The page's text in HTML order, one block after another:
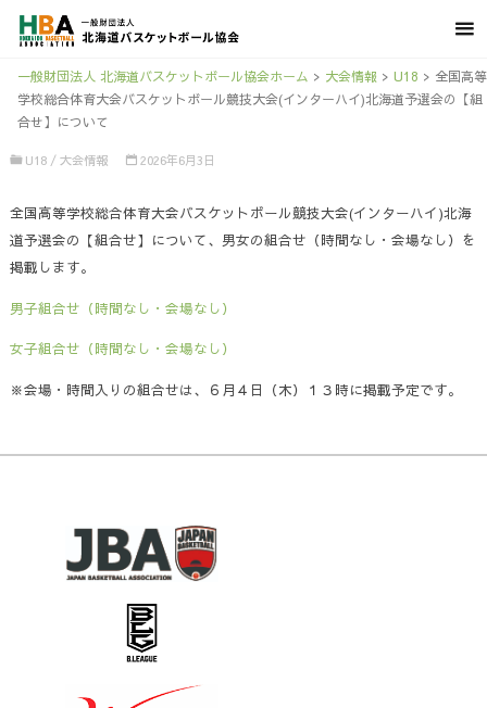
一般財団法人 北海道バスケットボール協会ホーム > 大会情報 > U18 > 全国高等
学校総合体育大会バスケットボール競技大会(インターハイ)北海道予選会の【組
合せ】について
U18 / 大会情報 2026年6月3日
全国高等学校総合体育大会バスケットボール競技大会(インターハイ)北海
道予選会の【組合せ】について、男女の組合せ（時間なし・会場なし）を
掲載します。
男子組合せ（時間なし・会場なし）
女子組合せ（時間なし・会場なし）
※会場・時間入りの組合せは、６月４日（木）１３時に掲載予定です。